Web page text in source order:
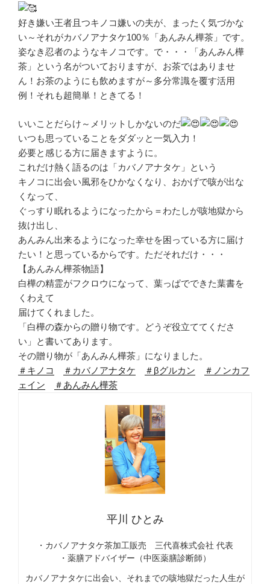
好き嫌い王者且つキノコ嫌いの夫が、まったく気づかな
い～それがカバノアナタケ100％「あんみん樺茶」です。
姿なき忍者のようなキノコです。で・・・「あんみん樺
茶」という名がついておりますが、お茶ではありませ
ん！お茶のようにも飲めますが～多分常識を覆す活用
例！それも超簡単！ときてる！
いいことだらけ～メリットしかないのだ
いつも思っていることをダダッと一気入力！
必要と感じる方に届きますように。
これだけ熱く語るのは「カバノアナタケ」という
キノコに出会い風邪をひかなくなり、おかげで咳が出な
くなって、
ぐっすり眠れるようになったから＝わたしが咳地獄から
抜け出し、
あんみん出来るようになった幸せを困っている方に届け
たい！と思っているからです。ただそれだけ・・・
【あんみん樺茶物語】
白樺の精霊がフクロウになって、葉っぱでできた葉書を
くわえて
届けてくれました。
「白樺の森からの贈り物です。どうぞ役立ててくださ
い」と書いてあります。
その贈り物が「あんみん樺茶」になりました。
＃キノコ
＃カバノアナタケ ＃βグルカン
＃ノンカフ
ェイン
＃あんみん樺茶
平川 ひとみ
・カバノアナタケ茶加工販売 三代喜株式会社 代表
・薬膳アドバイザー（中医薬膳診断師）
カバノアナタケに出会い、それまでの咳地獄だった人生が